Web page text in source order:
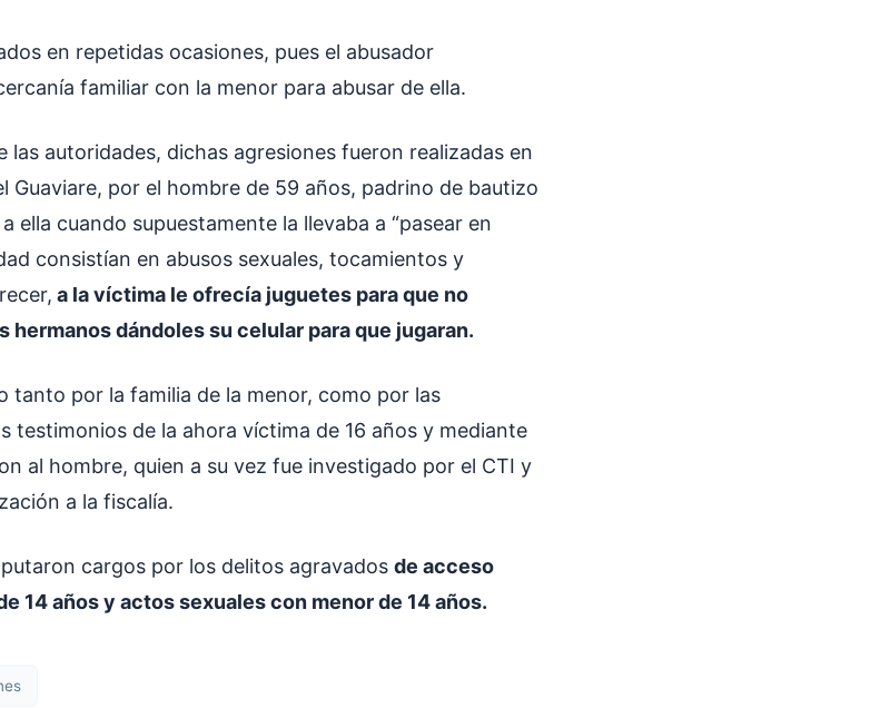
en repetidas ocasiones, pues el abusador
familiar con la menor para abusar de ella.
las autoridades, dichas agresiones fueron realizadas en
Guaviare, por el hombre de 59 años, padrino de bautizo
ella cuando supuestamente la llevaba a “pasear en
consistían en abusos sexuales, tocamientos y
a la víctima le ofrecía juguetes para que no
hermanos dándoles su celular para que jugaran.
tanto por la familia de la menor, como por las
testimonios de la ahora víctima de 16 años y mediante
al hombre, quien a su vez fue investigado por el CTI y
a la fiscalía.
cargos por los delitos agravados de acceso
14 años y actos sexuales con menor de 14 años.